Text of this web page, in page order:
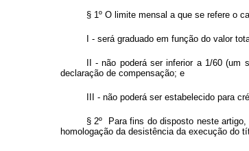
§ 1º O limite mensal a que se refere o
I - será graduado em função do valor
II - não poderá ser inferior a 1/60
declaração de compensação; e
III - não poderá ser estabelecido para
§ 2º Para fins do disposto neste
homologação da desistência da execução do